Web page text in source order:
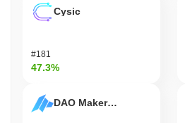
Cysic
#181
47.3%
DAO Maker Token